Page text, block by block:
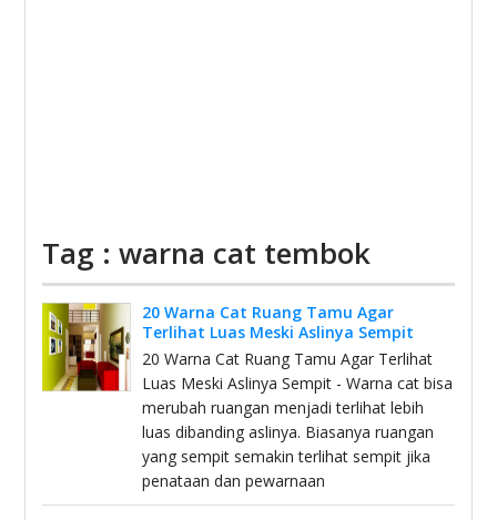
Tag : warna cat tembok
20 Warna Cat Ruang Tamu Agar
Terlihat Luas Meski Aslinya Sempit
20 Warna Cat Ruang Tamu Agar Terlihat
Luas Meski Aslinya Sempit - Warna cat bisa
merubah ruangan menjadi terlihat lebih
luas dibanding aslinya. Biasanya ruangan
yang sempit semakin terlihat sempit jika
penataan dan pewarnaan